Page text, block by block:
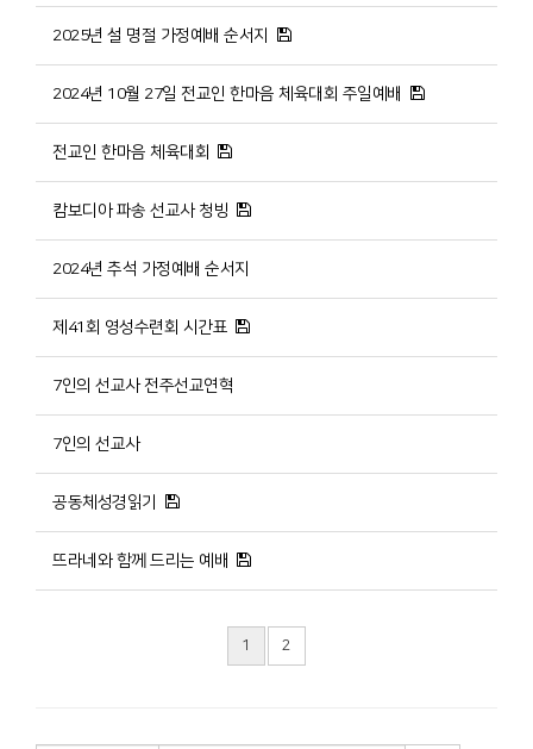
2025년 설 명절 가정예배 순서지
2024년 10월 27일 전교인 한마음 체육대회 주일예배
전교인 한마음 체육대회
캄보디아 파송 선교사 청빙
2024년 추석 가정예배 순서지
제41회 영성수련회 시간표
7인의 선교사 전주선교연혁
7인의 선교사
공동체성경읽기
뜨라네와 함께 드리는 예배
1 2